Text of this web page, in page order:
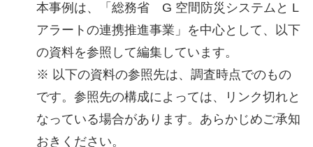
本事例は、「総務省 G 空間防災システムと L
アラートの連携推進事業」を中心として、以下
の資料を参照して編集しています。
※ 以下の資料の参照先は、調査時点でのもの
です。参照先の構成によっては、リンク切れと
なっている場合があります。あらかじめご承知
おきください。